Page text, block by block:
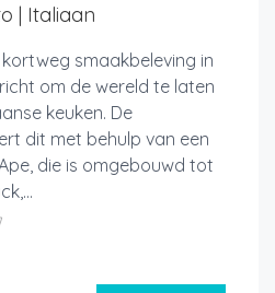
| Italiaan
kortweg smaakbeleving in
om de wereld te laten
keuken. De
dit met behulp van een
die is omgebouwd tot